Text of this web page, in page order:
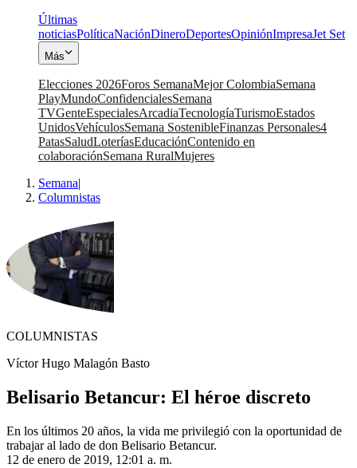
Últimas
noticiasPolíticaNaciónDineroDeportesOpiniónImpresaJet Set
Más
Elecciones 2026Foros SemanaMejor ColombiaSemana
PlayMundoConfidencialesSemana
TVGenteEspecialesArcadiaTecnologíaTurismoEstados
UnidosVehículosSemana SostenibleFinanzas Personales4
PatasSaludLoteríasEducaciónContenido en
colaboraciónSemana RuralMujeres
Semana|
Columnistas
COLUMNISTAS
Víctor Hugo Malagón Basto
Belisario Betancur: El héroe discreto
En los últimos 20 años, la vida me privilegió con la oportunidad de
trabajar al lado de don Belisario Betancur.
12 de enero de 2019, 12:01 a. m.